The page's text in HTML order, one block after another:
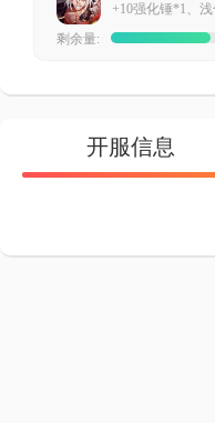
剩余量:
开服信息